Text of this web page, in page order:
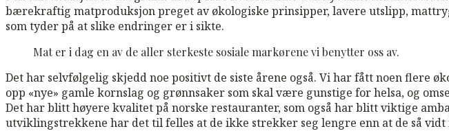
bærekraftig matproduksjon preget av økologiske prinsipper, lavere utslipp,
som tyder på at slike endringer er i sikte.
Mat er i dag en av de aller sterkeste sosiale markørene vi benytter oss av.
Det har selvfølgelig skjedd noe positivt de siste årene også. Vi har fått noen
opp «nye» gamle kornslag og grønnsaker som skal være gunstige for helsa, og
Det har blitt høyere kvalitet på norske restauranter, som også har blitt viktige
utviklingstrekkene har det til felles at de ikke strekker seg lengre enn at de så